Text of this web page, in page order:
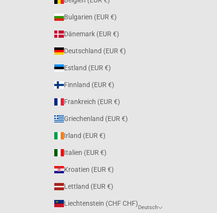
Bulgarien (EUR €)
Dänemark (EUR €)
Deutschland (EUR €)
Estland (EUR €)
Finnland (EUR €)
Frankreich (EUR €)
Griechenland (EUR €)
Irland (EUR €)
Italien (EUR €)
Kroatien (EUR €)
Lettland (EUR €)
Liechtenstein (CHF CHF)
Deutsch